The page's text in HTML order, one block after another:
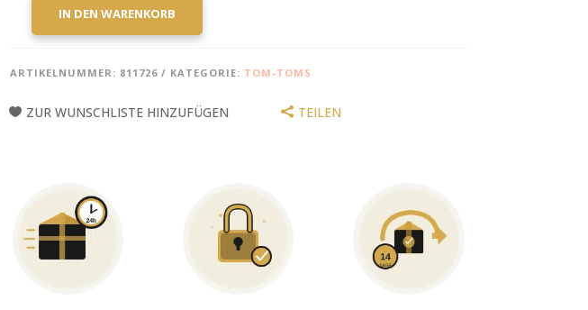
AMBASSADOR
16"
IN DEN WARENKORB
ARTIKELNUMMER: 811726 KATEGORIE: TOM-TOMS
ZUR WUNSCHLISTE HINZUFÜGEN TEILEN